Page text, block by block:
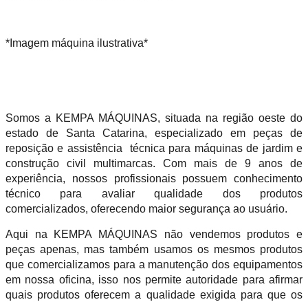
*Imagem máquina ilustrativa*
Somos a KEMPA MÁQUINAS, situada na região oeste do
estado de Santa Catarina, especializado em peças de
reposição e assistência técnica para máquinas de jardim e
construção civil multimarcas. Com mais de 9 anos de
experiência, nossos profissionais possuem conhecimento
técnico para avaliar qualidade dos produtos
comercializados, oferecendo maior segurança ao usuário.
Aqui na KEMPA MÁQUINAS não vendemos produtos e
peças apenas, mas também usamos os mesmos produtos
que comercializamos para a manutenção dos equipamentos
em nossa oficina, isso nos permite autoridade para afirmar
quais produtos oferecem a qualidade exigida para que os